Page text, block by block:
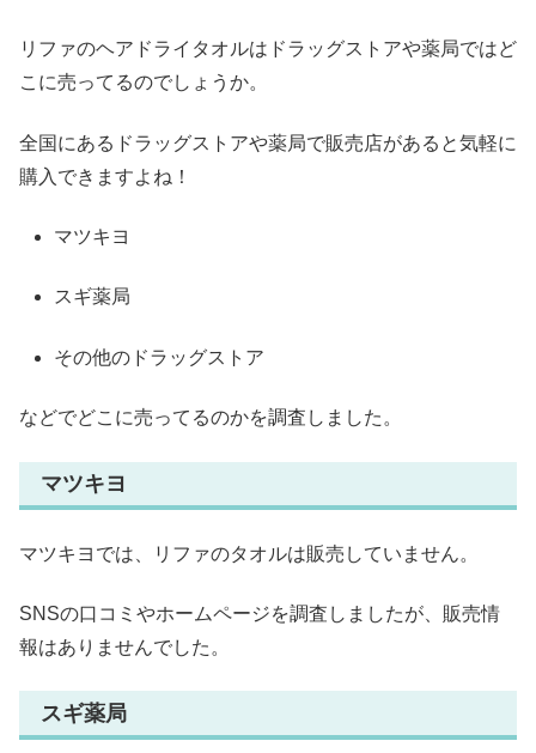
リファのヘアドライタオルはドラッグストアや薬局ではど
こに売ってるのでしょうか。
全国にあるドラッグストアや薬局で販売店があると気軽に
購入できますよね！
マツキヨ
スギ薬局
その他のドラッグストア
などでどこに売ってるのかを調査しました。
マツキヨ
マツキヨでは、リファのタオルは販売していません。
SNSの口コミやホームページを調査しましたが、販売情
報はありませんでした。
スギ薬局